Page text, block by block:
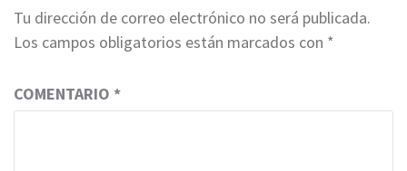
Tu dirección de correo electrónico no será publicada.
Los campos obligatorios están marcados con *
COMENTARIO *